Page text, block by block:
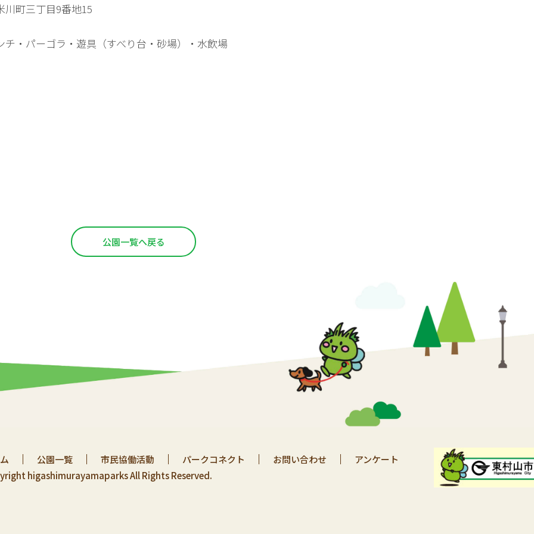
川町三丁目9番地15
チ・パーゴラ・遊具（すべり台・砂場）・水飲場
公園一覧へ戻る
公園一覧 市民協働活動 パークコネクト お問い合わせ
アンケート
higashimurayamaparks All Rights Reserved.